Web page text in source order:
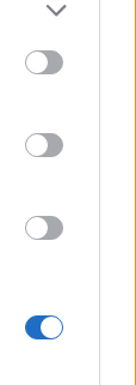
educative
nel
di Trento
Alessia